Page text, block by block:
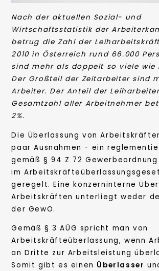
Nach der aktuellen Sozial- und
Wirtschaftsstatistik der
betrug die Zahl der
2010 in Österreich rund 66.000
sind mehr als doppelt so viele wie
Der Großteil der Zeitarbeiter sind
Arbeiter. Der Anteil der
Gesamtzahl aller Arbeitnehmer
2%.
Die Überlassung von
paar Ausnahmen - ein
gemäß § 94 Z 72
im
geregelt. Eine konzerninterne
Arbeitskräften unterliegt weder
der GewO.
Gemäß § 3 AÜG spricht man von
Arbeitskräfteüberlassung, wenn
an Dritte zur Arbeitsleistung
Somit gibt es einen Überlasser